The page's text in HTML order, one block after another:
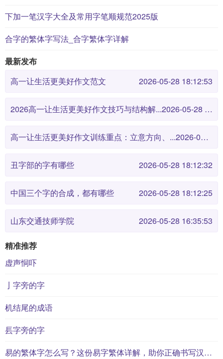
下加一笔汉字大全及常用字笔顺规范2025版
合字的繁体字写法_合字繁体字详解
最新发布
高一让生活更美好作文范文
2026-05-28 18:12:53
2026高一让生活更美好作文技巧与结构解... 2026-05-28 18:12:46
高一让生活更美好作文训练重点：立意方向、... 2026-05-28 18:12:38
丑字部的字有哪些 2026-05-28 18:12:32
中国三个字的合成，都有哪些 2026-05-28 18:12:25
山东交通技师学院 2026-05-28 16:35:53
精准推荐
虚声恫吓
亅字旁的字
机结尾的成语
镸字旁的字
易的繁体字怎么写？这份易字繁体详解，助你正确书写汉字_汉字繁体学习